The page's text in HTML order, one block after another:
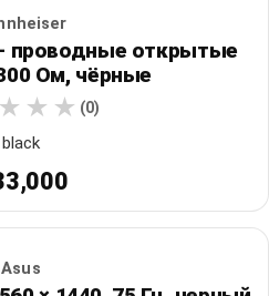
проводные открытые
Ом, чёрные
(0)
black
Asus